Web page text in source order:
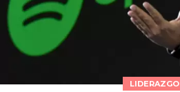
LIDERAZGO